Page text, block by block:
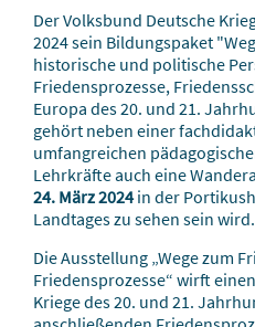
Der Volksbund Deutsche
2024 sein Bildungspaket
historische und politische
Friedensprozesse,
Europa des 20. und 21.
gehört neben einer
umfangreichen
Lehrkräfte auch eine
24. März 2024in der
Landtages zu sehen sein wird.
Die Ausstellung „Wege zum
Friedensprozesse“ wirft
Kriege des 20. und 21.